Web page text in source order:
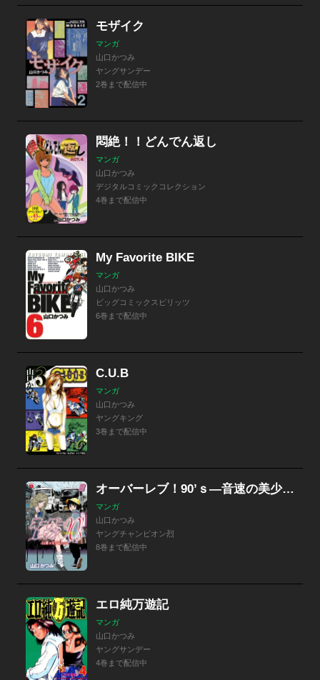
モザイク
マンガ
山口かつみ
ヤングサンデー
2巻まで配信中
悶絶！！どんでん返し
マンガ
山口かつみ
デジタルコミックコレクション
4巻まで配信中
My Favorite BIKE
マンガ
山口かつみ
ビッグコミックスピリッツ
6巻まで配信中
C.U.B
マンガ
山口かつみ
ヤングキング
3巻まで配信中
オーバーレブ！90’ｓ―音速の美少女たち―
マンガ
山口かつみ
ヤングチャンピオン烈
8巻まで配信中
エロ純万遊記
マンガ
山口かつみ
ヤングサンデー
4巻まで配信中